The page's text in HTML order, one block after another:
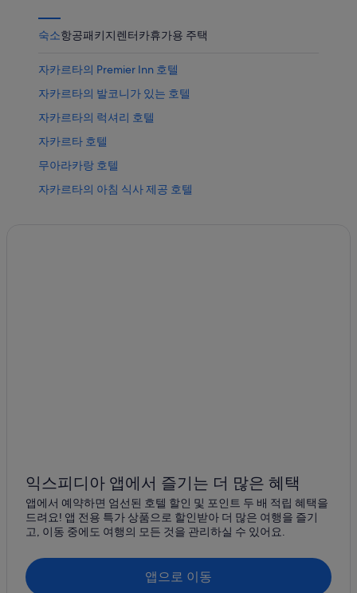
숙소항공패키지렌터카휴가용 주택
자카르타의 Premier Inn 호텔
자카르타의 발코니가 있는 호텔
자카르타의 럭셔리 호텔
자카르타 호텔
무아라카랑 호텔
자카르타의 아침 식사 제공 호텔
자카르타의 빌라
풀라우 티둥 호텔
자카르타의 아파트식 호텔
자카르타의 부티크 호텔
익스피디아 앱에서 즐기는 더 많은 혜택
앱에서 예약하면 엄선된 호텔 할인 및 포인트 두 배 적립 혜택을
드려요! 앱 전용 특가 상품으로 할인받아 더 많은 여행을 즐기
고, 이동 중에도 여행의 모든 것을 관리하실 수 있어요.
앱으로 이동